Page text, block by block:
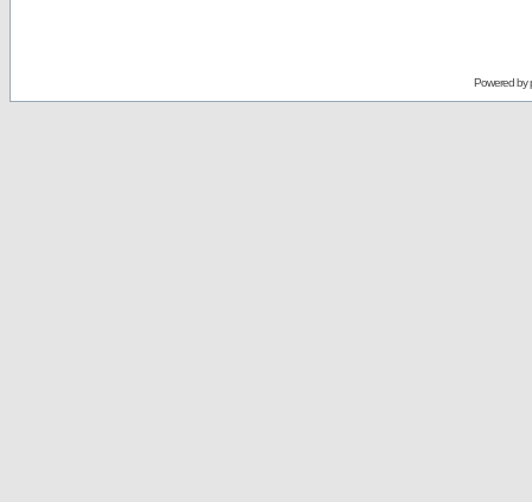
Powered by